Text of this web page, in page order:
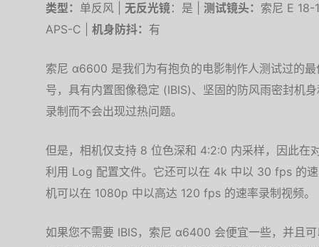
类型： 单反风 | 无反光镜：是 | 测试镜头： 索尼 E
APS-C | 机身防抖： 有
索尼 α6600 是我们为有抱负的电影制作人测试过的
号，具有内置图像稳定 (IBIS)、坚固的防风雨密封机
录制而不会出现过热问题。
但是，相机仅支持 8 位色深和 4:2:0 内采样，因此在
利用 Log 配置文件。它还可以在 4k 中以 30 fps 的
机可以在 1080p 中以高达 120 fps 的速率录制视频。
如果您不需要 IBIS，索尼 α6400 会便宜一些，并且